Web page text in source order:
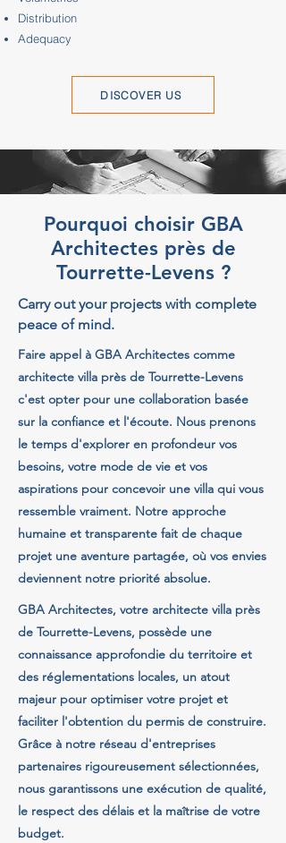
Distribution
Adequacy
DISCOVER US
Pourquoi choisir GBA
Architectes près de
Tourrette-Levens ?
Carry out your projects with complete
peace of mind.
Faire appel à GBA Architectes comme
architecte villa près de Tourrette-Levens
c'est opter pour une collaboration basée
sur la confiance et l'écoute. Nous prenons
le temps d'explorer en profondeur vos
besoins, votre mode de vie et vos
aspirations pour concevoir une villa qui vous
ressemble vraiment. Notre approche
humaine et transparente fait de chaque
projet une aventure partagée, où vos envies
deviennent notre priorité absolue.
GBA Architectes, votre architecte villa près
de Tourrette-Levens, possède une
connaissance approfondie du territoire et
des réglementations locales, un atout
majeur pour optimiser votre projet et
faciliter l'obtention du permis de construire.
Grâce à notre réseau d'entreprises
partenaires rigoureusement sélectionnées,
nous garantissons une exécution de qualité,
le respect des délais et la maîtrise de votre
budget.